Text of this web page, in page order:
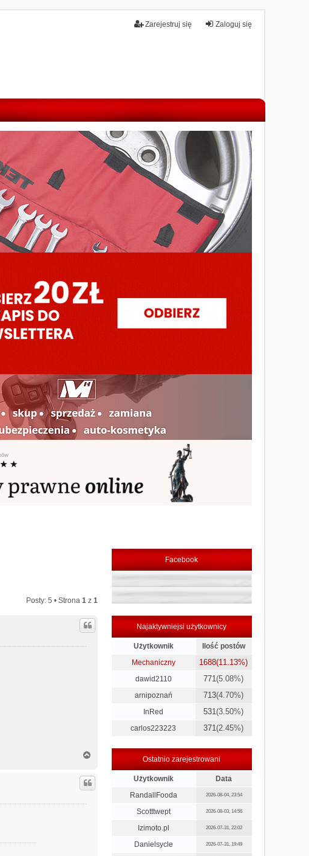
Zaloguj się
Zarejestruj się
Posty: 5 • Strona 1z 1
g
r
Facebook
Najaktywniejsi użytkownicy
Użytkownik
Ilość postów
Mechaniczny
1688(11.13%)
dawid2110 771(5.08%)
arnipoznań 713(4.70%)
InRed 531(3.50%)
carlos223223 371(2.45%)
Ostatnio zarejestrowani
Użytkownik
Data
RandallFooda
2026-08-04, 23:54
Scotttwept 2026-08-03, 14:56
Izimoto.pl 2026-07-31, 22:02
Danielsycle 2026-07-31, 19:49